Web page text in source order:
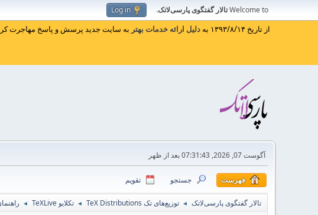
Welcome toتالار گفتگوی پارسی‌لاتک.
Log in
از تاریخ ۱۳۹۳/۸/۱۴ به دلیل ارائه خدمات بهتر به سایت جدید پرسش و پاسخ مهاجرت
آگوست 07, 2026, 07:31:43 بعد از ظهر
فهرست جستجو تقویم
تالار گفتگوی پارسی‌لاتک ◄ توزیع‌های تک TeX Distributions ◄ تکلایو TeXLive ◄